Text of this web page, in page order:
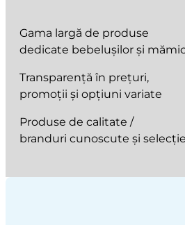
Gama largă de produse
dedicate bebelușilor și
Transparență în prețuri,
promoții și opțiuni variate
Produse de calitate /
branduri cunoscute și